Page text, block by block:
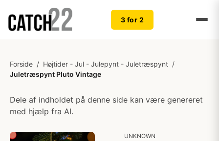
3 for 2
Forside / Højtider - Jul - Julepynt - Juletræspynt /
Juletræspynt Pluto Vintage
Dele af indholdet på denne side kan være genereret
med hjælp fra AI.
UNKNOWN